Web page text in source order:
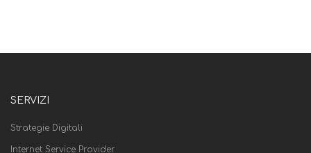
SERVIZI
Strategie Digitali
Internet Service Provider